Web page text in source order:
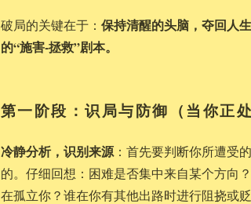
破局的关键在于： 保持清醒的头脑，夺回人
的“施害-拯救”剧本。
第一阶段：识局与防御（当你正
冷静分析，识别来源：首先要判断你所遭受
的。仔细回想：困难是否集中来自某个方向
在孤立你？谁在你有其他出路时进行阻挠或